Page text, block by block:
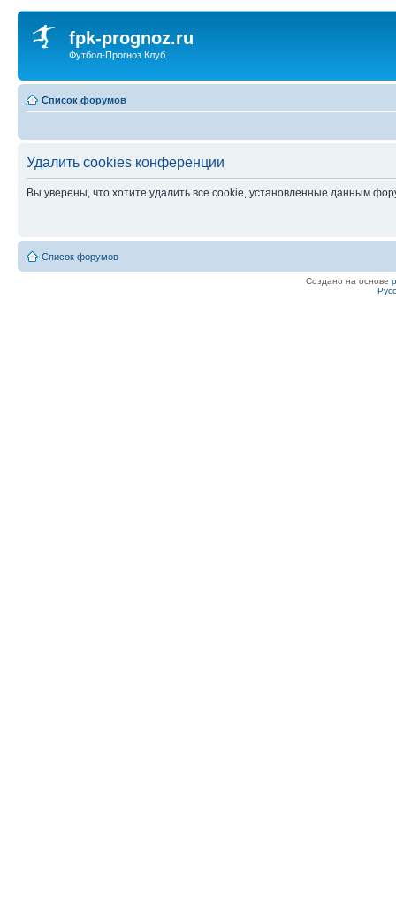
fpk-prognoz.ru
Футбол-Прогноз Клуб
Список форумов
Удалить cookies конференции
Вы уверены, что хотите удалить все cookie, установленные данным
Список форумов
Создано на основе